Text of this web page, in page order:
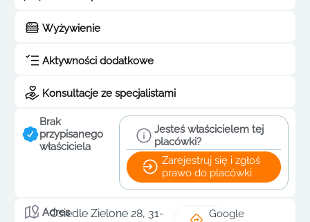
Wyżywienie
Aktywności dodatkowe
Konsultacje ze specjalistami
Brak
przypisanego
właściciela
Jesteś właścicielem tej
placówki?
Zarejestruj się i zgłoś
prawo do placówki
Adres
Osiedle Zielone 28, 31-
Google